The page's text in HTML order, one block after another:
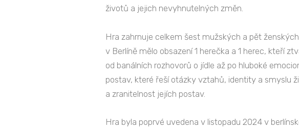
životů a jejich nevyhnutelných změn.
Hra zahrnuje celkem šest mužských a pět
v Berlíně mělo obsazení 1 herečka a 1 herec, kteří
od banálních rozhovorů o jídle až po hluboké
postav, které řeší otázky vztahů, identity a smyslu
a zranitelnost jejích postav.
Hra byla poprvé uvedena v listopadu 2024 v